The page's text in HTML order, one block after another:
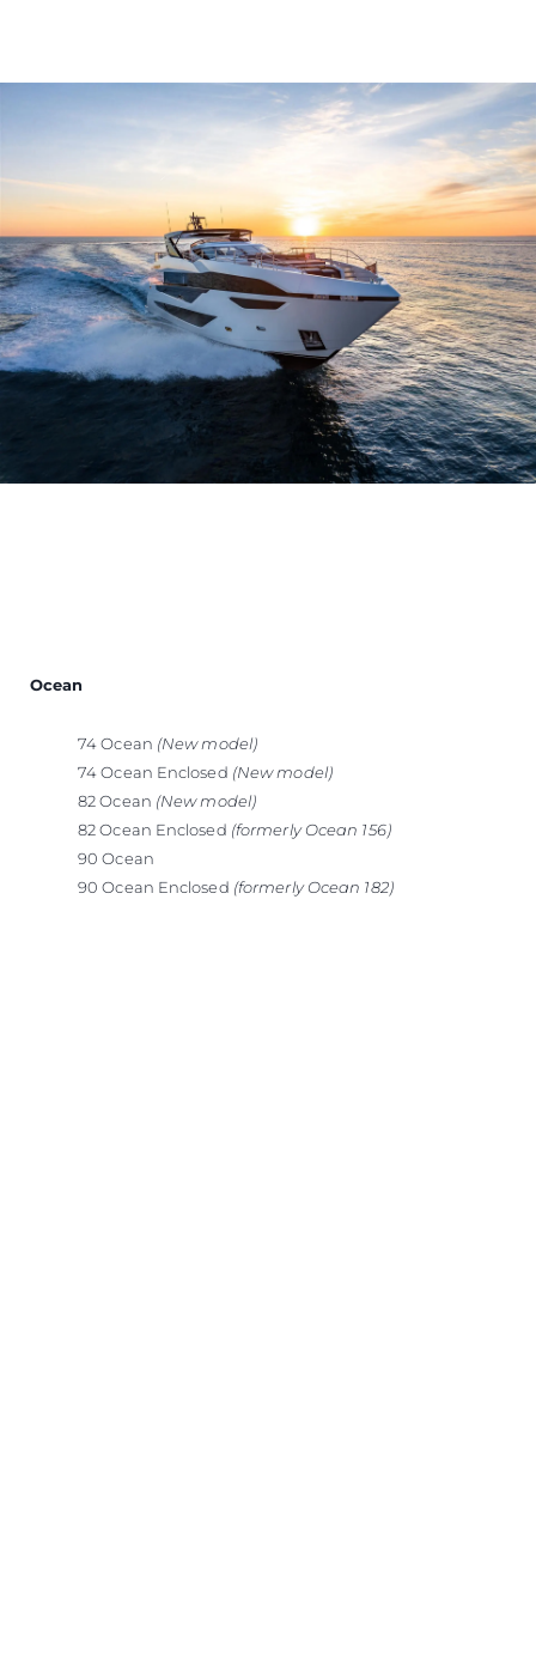
Ocean
74 Ocean (New model)
74 Ocean Enclosed (New model)
82 Ocean (New model)
82 Ocean Enclosed (formerly Ocean 156)
90 Ocean
90 Ocean Enclosed (formerly Ocean 182)